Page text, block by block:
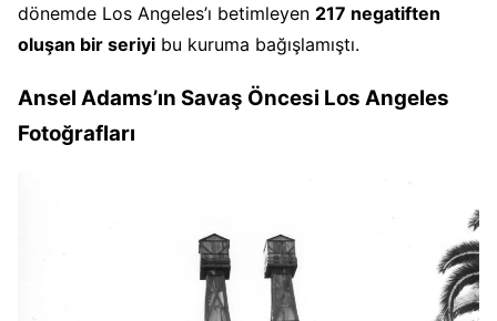
dönemde Los Angeles’ı betimleyen 217 negatiften
oluşan bir seriyi bu kuruma bağışlamıştı.
Ansel Adams’ın Savaş Öncesi Los Angeles
Fotoğrafları